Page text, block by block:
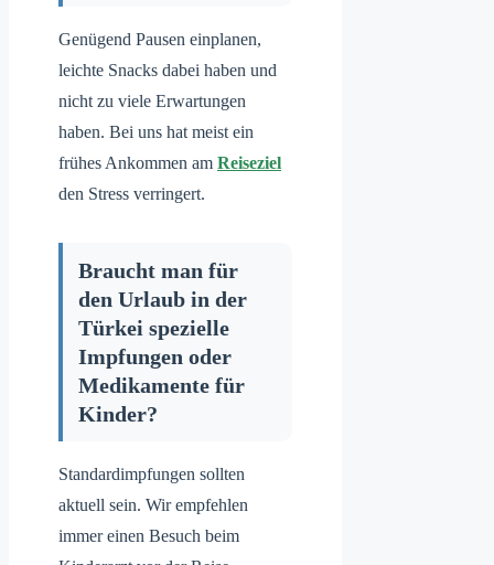
Genügend Pausen einplanen,
leichte Snacks dabei haben und
nicht zu viele Erwartungen
haben. Bei uns hat meist ein
frühes Ankommen am Reiseziel
den Stress verringert.
Braucht man für
den Urlaub in der
Türkei spezielle
Impfungen oder
Medikamente für
Kinder?
Standardimpfungen sollten
aktuell sein. Wir empfehlen
immer einen Besuch beim